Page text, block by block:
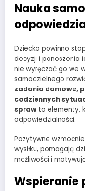
Nauka
Dziecko powinno
decyzji i ponoszenia
nie wyręczać go we
samodzielnego
zadania domowe,
codziennych
spraw to elementy,
odpowiedzialności.
Pozytywne
wysiłku, pomagają
możliwości i
Wspieranie